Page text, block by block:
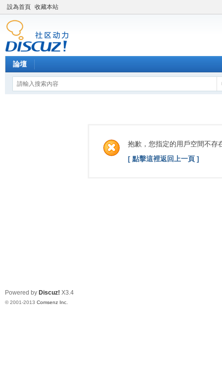
設為首頁 收藏本站
論壇
抱歉，您指定的用戶空間不存
[ 點擊這裡返回上一頁 ]
Powered by Discuz! X3.4
© 2001-2013 Comsenz Inc.